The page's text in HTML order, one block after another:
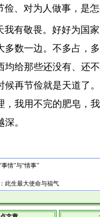
俭、对为人做事，是
我有敬畏。好好为国
多数一边。不多占，
均给那些还没有、还
候再节俭就是天道了
，我用不完的肥皂，
。
情”与“情事”
此生最大使命与福气